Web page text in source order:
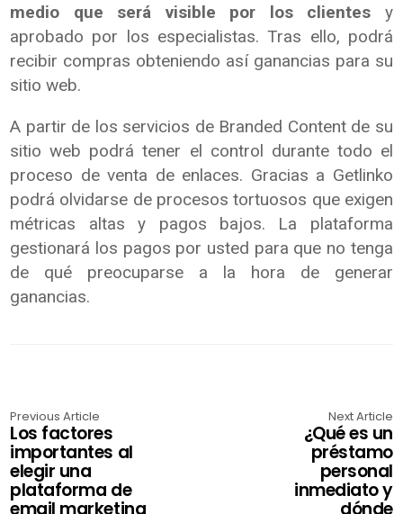
medio que será visible por los clientes y
aprobado por los especialistas. Tras ello, podrá
recibir compras obteniendo así ganancias para su
sitio web.
A partir de los servicios de Branded Content de su
sitio web podrá tener el control durante todo el
proceso de venta de enlaces. Gracias a Getlinko
podrá olvidarse de procesos tortuosos que exigen
métricas altas y pagos bajos. La plataforma
gestionará los pagos por usted para que no tenga
de qué preocuparse a la hora de generar
ganancias.
Previous Article
Los factores
importantes al
elegir una
plataforma de
email marketing
Next Article
¿Qué es un
préstamo
personal
inmediato y
dónde